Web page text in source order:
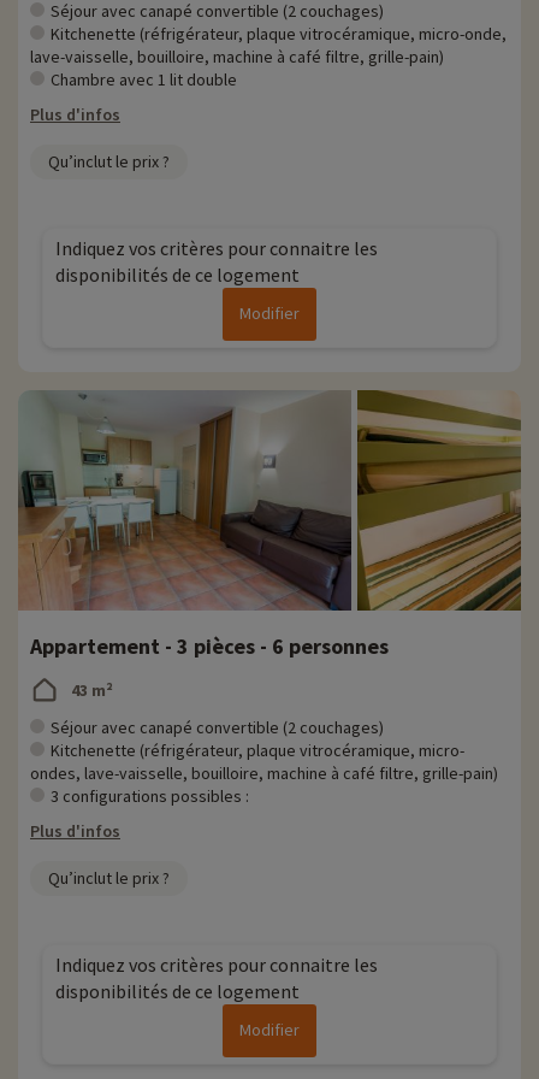
Séjour avec canapé convertible (2 couchages)
Kitchenette (réfrigérateur, plaque vitrocéramique, micro-onde,
lave-vaisselle, bouilloire, machine à café filtre, grille-pain)
Chambre avec 1 lit double
Plus d'infos
Qu’inclut le prix ?
Indiquez vos critères pour connaitre les
disponibilités de ce logement
Modifier
Appartement - 3 pièces - 6 personnes
43 m²
Séjour avec canapé convertible (2 couchages)
Kitchenette (réfrigérateur, plaque vitrocéramique, micro-
ondes, lave-vaisselle, bouilloire, machine à café filtre, grille-pain)
3 configurations possibles :
Plus d'infos
Qu’inclut le prix ?
Indiquez vos critères pour connaitre les
disponibilités de ce logement
Modifier